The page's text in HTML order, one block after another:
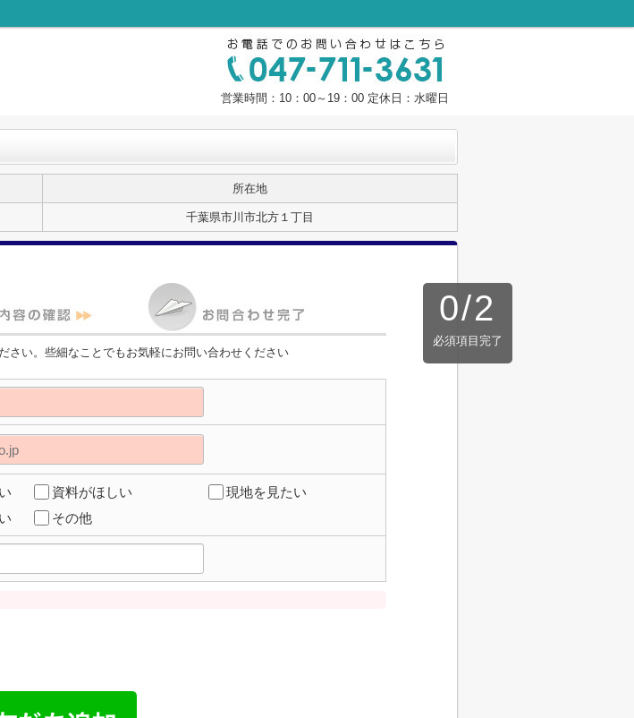
営業時間：10：00～19：00 定休日：水曜日
所在地
千葉県市川市北方１丁目
0/2
必須項目完了
さい。些細なことでもお気軽にお問い合わせください
資料がほしい
現地を見たい
その他